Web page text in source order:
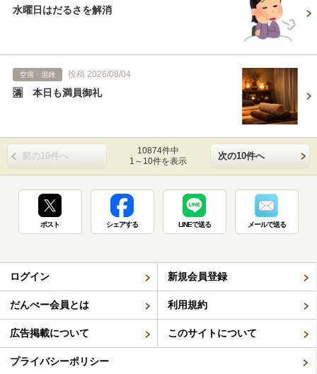
水曜日はだるさを解消
空席・混雑 投稿 2026/08/04
🈵 本日も満員御礼
前の10件へ
10874件中
1～10件を表示
次の10件へ
ポスト シェアする LINEで送る メールで送る
ログイン 新規会員登録
だんべー会員とは 利用規約
広告掲載について このサイトについて
プライバシーポリシー